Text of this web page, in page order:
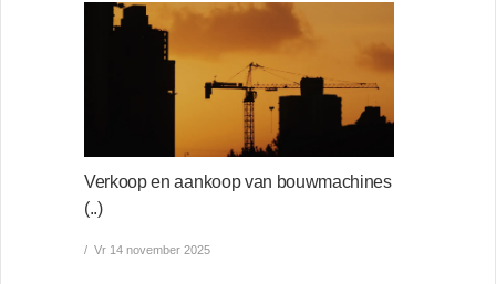
Verkoop en aankoop van bouwmachines
(..)
Vr 14 november 2025